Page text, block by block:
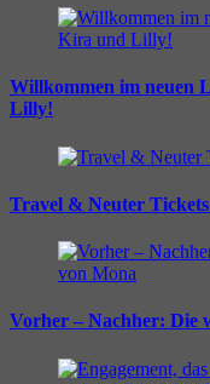
Willkommen im neuen
Lilly!
Travel & Neuter
Vorher – Nachher: Die